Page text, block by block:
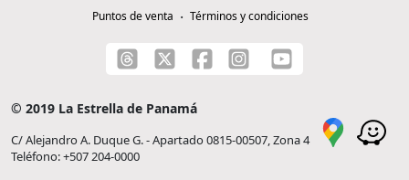
Puntos de venta
Términos y condiciones
© 2019 La Estrella de Panamá
C/ Alejandro A. Duque G. - Apartado 0815-00507, Zona 4
Teléfono: +507 204-0000